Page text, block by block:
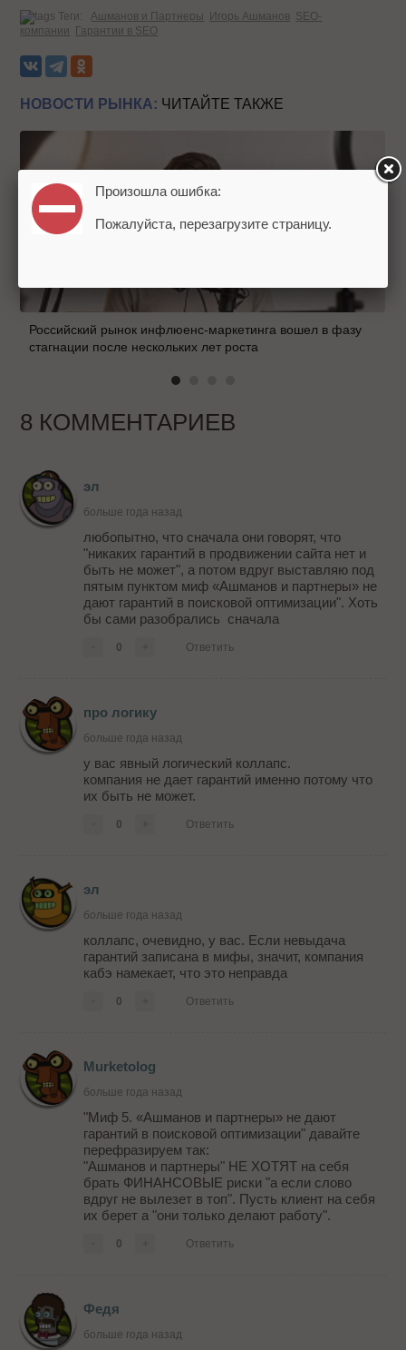
Теги: Ашманов и Партнеры Игорь Ашманов SEO-
компании
Гарантии в SEO
НОВОСТИ РЫНКА: ЧИТАЙТЕ ТАКЖЕ
Российский рынок инфлюенс-маркетинга вошел в фазу
стагнации после нескольких лет роста
8 КОММЕНТАРИЕВ
эл
больше года назад
любопытно, что сначала они говорят, что
"никаких гарантий в продвижении сайта нет и
быть не может", а потом вдруг выставляю под
пятым пунктом миф «Ашманов и партнеры» не
дают гарантий в поисковой оптимизации". Хоть
бы сами разобрались сначала
0 Ответить
про логику
больше года назад
у вас явный логический коллапс.
компания не дает гарантий именно потому что
их быть не может.
0 Ответить
эл
больше года назад
коллапс, очевидно, у вас. Если невыдача
гарантий записана в мифы, значит, компания
кабэ намекает, что это неправда
0 Ответить
Murketolog
больше года назад
"Миф 5. «Ашманов и партнеры» не дают
гарантий в поисковой оптимизации" давайте
перефразируем так:
"Ашманов и партнеры" НЕ ХОТЯТ на себя
брать ФИНАНСОВЫЕ риски "а если слово
вдруг не вылезет в топ". Пусть клиент на себя
их берет а "они только делают работу".
0 Ответить
Федя
больше года назад
Произошла ошибка:
Пожалуйста, перезагрузите страницу.